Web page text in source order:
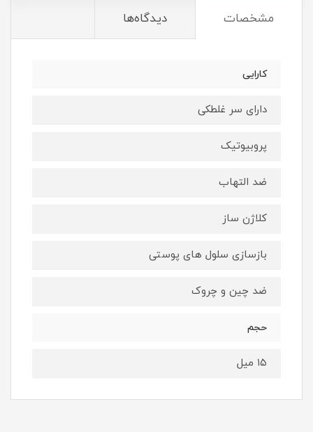
مشخصات دیدگاه‌ها
کارایی
دارای سر غلطکی
پروبیوتیک
ضد التهاب
کلاژن ساز
بازسازی سلول های پوستی
ضد چین و چروک
حجم
۱۵ میل